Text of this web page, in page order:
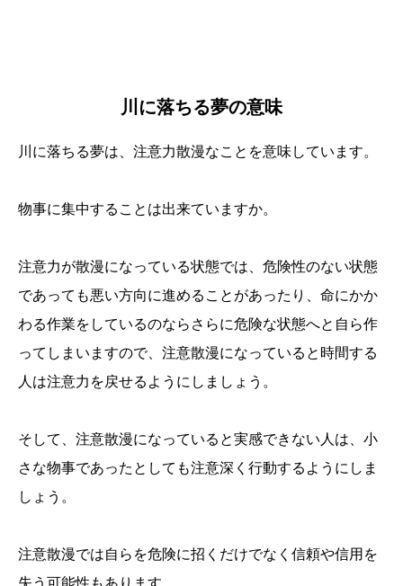
川に落ちる夢の意味
川に落ちる夢は、注意力散漫なことを意味しています。
物事に集中することは出来ていますか。
注意力が散漫になっている状態では、危険性のない状態
であっても悪い方向に進めることがあったり、命にかか
わる作業をしているのならさらに危険な状態へと自ら作
ってしまいますので、注意散漫になっていると時間する
人は注意力を戻せるようにしましょう。
そして、注意散漫になっていると実感できない人は、小
さな物事であったとしても注意深く行動するようにしま
しょう。
注意散漫では自らを危険に招くだけでなく信頼や信用を